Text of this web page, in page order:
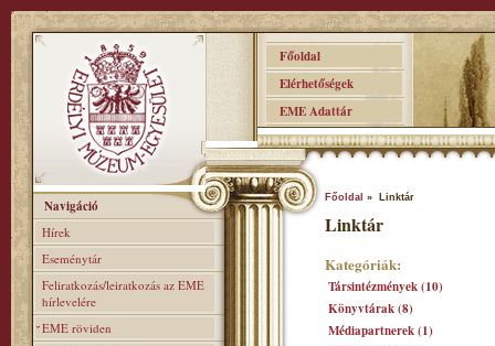
Főoldal
Elérhetőségek
EME Adattár
Navigáció
Hírek
Eseménytár
Feliratkozás/leiratkozás az EME
hírlevelére
EME röviden
Főoldal » Linktár
Linktár
Kategóriák:
Társintézmények (10)
Könyvtárak (8)
Médiapartnerek (1)